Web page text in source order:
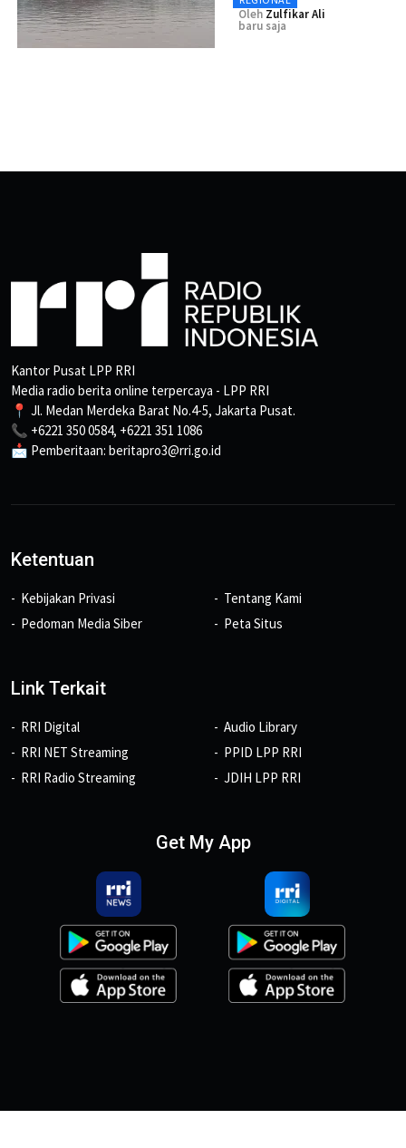
Oleh Zulfikar Ali
baru saja
Kantor Pusat LPP RRI
Media radio berita online terpercaya - LPP RRI
📍 Jl. Medan Merdeka Barat No.4-5, Jakarta Pusat.
📞 +6221 350 0584, +6221 351 1086
📩 Pemberitaan: beritapro3@rri.go.id
Ketentuan
Kebijakan Privasi
Pedoman Media Siber
Tentang Kami
Peta Situs
Link Terkait
RRI Digital
RRI NET Streaming
RRI Radio Streaming
Audio Library
PPID LPP RRI
JDIH LPP RRI
Get My App